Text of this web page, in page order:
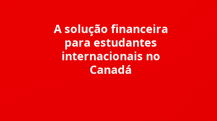
A solução financeira
para estudantes
internacionais no
Canadá